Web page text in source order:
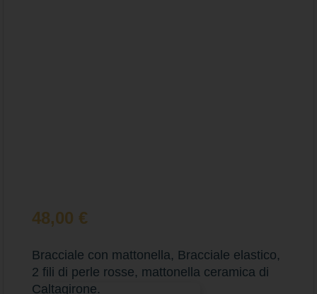
48,00 €
Bracciale con mattonella, Bracciale elastico,
2 fili di perle rosse, mattonella ceramica di
Caltagirone.